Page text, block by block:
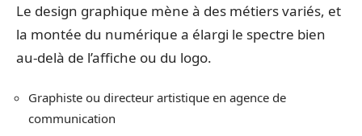
Le design graphique mène à des métiers variés, et
la montée du numérique a élargi le spectre bien
au-delà de l’affiche ou du logo.
Graphiste ou directeur artistique en agence de
communication